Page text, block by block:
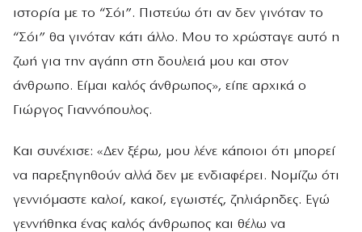
ιστορία με το “Σόι”. Πιστεύω ότι αν δεν γινόταν το
“Σόι” θα γινόταν κάτι άλλο. Μου το χρώσταγε αυτό η
ζωή για την αγάπη στη δουλειά μου και στον
άνθρωπο. Είμαι καλός άνθρωπος», είπε αρχικά ο
Γιώργος Γιαννόπουλος.
Και συνέχισε: «Δεν ξέρω, μου λένε κάποιοι ότι μπορεί
να παρεξηγηθούν αλλά δεν με ενδιαφέρει. Νομίζω ότι
γεννιόμαστε καλοί, κακοί, εγωιστές, ζηλιάρηδες. Εγώ
γεννήθηκα ένας καλός άνθρωπος και θέλω να